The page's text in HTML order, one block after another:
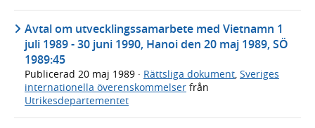
Avtal om utvecklingssamarbete med Vietnamn 1
juli 1989 - 30 juni 1990, Hanoi den 20 maj 1989, SÖ
1989:45
Publicerad 20 maj 1989 · Rättsliga dokument, Sveriges
internationella överenskommelser från
Utrikesdepartementet